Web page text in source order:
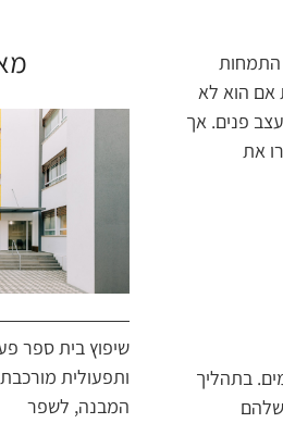
התמחות
אם הוא לא
פנים. אך
את
בתהליך
שיפוץ בית ספר
ותפעולית
המבנה, לשפר